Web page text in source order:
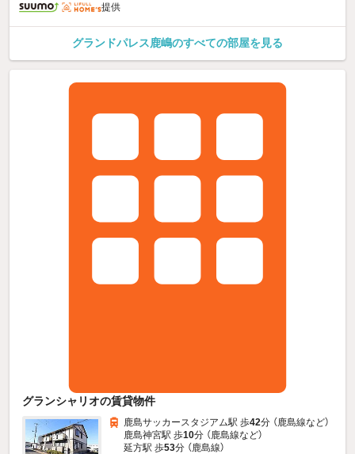
提供
グランドパレス鹿嶋のすべての部屋を見る
グランシャリオの賃貸物件
鹿島サッカースタジアム駅 歩42分 （鹿島線など）
鹿島神宮駅 歩10分 （鹿島線など）
延方駅 歩53分 （鹿島線）